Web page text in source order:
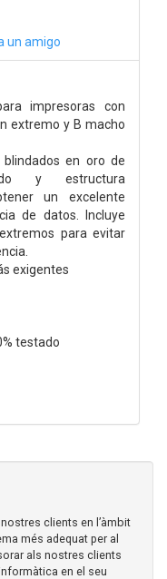
un amigo
impresoras con
extremo y B macho
en oro de
y estructura
un excelente
de datos. Incluye
para evitar
exigentes
testado
clients en l’àmbit
més adequat per al
als nostres clients
en el seu